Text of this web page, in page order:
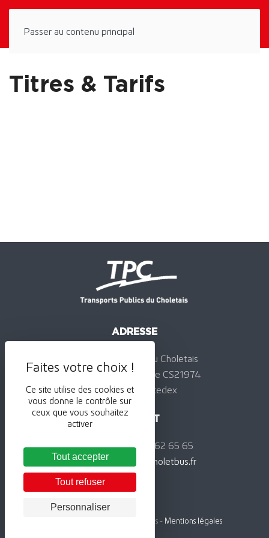
Passer au contenu principal
Titres & Tarifs
ADRESSE
Transports Publics du Choletais
24, rue de la Jominière CS21974
49319 Cholet cedex
CONTACT
Téléphone : 02 41 62 65 65
Courriel :
contact@choletbus.fr
© Transports Publics du Choletais - Mentions légales
Panneau de gestion des cookies
Ce site utilise des cookies et
vous donne le contrôle sur
ceux que vous souhaitez
activer
Tout accepter
Tout refuser
Personnaliser